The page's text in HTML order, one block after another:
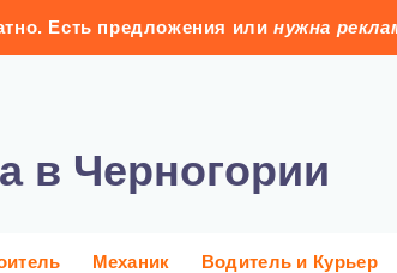
Есть предложения или нужна
в Черногории
Механик Водитель и Курьер